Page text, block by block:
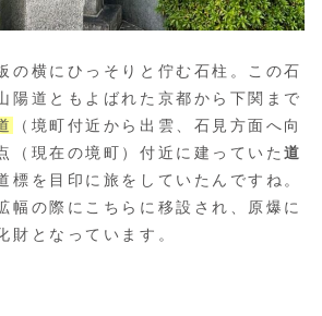
の横にひっそりと佇む石柱。この石
山陽道ともよばれた京都から下関まで
（境町付近から出雲、石見方面へ向
（現在の境町）付近に建っていた道
標を目印に旅をしていたんですね。
幅の際にこちらに移設され、原爆に
財となっています。